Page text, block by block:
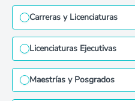
Carreras y Licenciaturas
Licenciaturas Ejecutivas
Maestrías y Posgrados